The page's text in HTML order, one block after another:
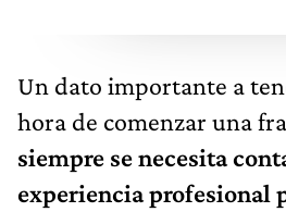
Un dato importante a
hora de comenzar una
siempre se necesita
experiencia profesional